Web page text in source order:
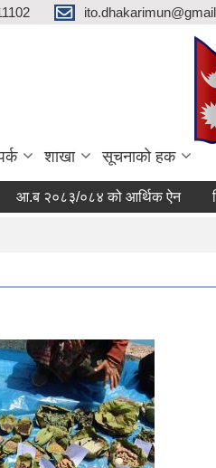
शाखा सूचनाको हक
२०८३/०८४ को आर्थिक ऐन